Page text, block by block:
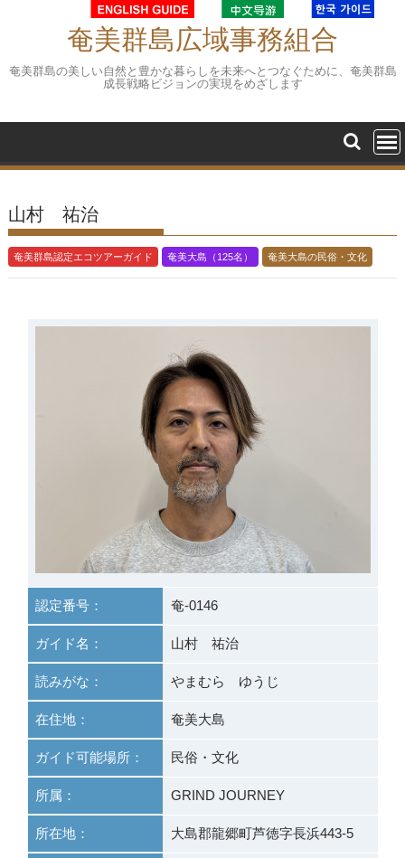
奄美群島広域事務組合
奄美群島の美しい自然と豊かな暮らしを未来へとつなぐために、奄美群島
成長戦略ビジョンの実現をめざします
山村 祐治
奄美群島認定エコツアーガイド 奄美大島（125名） 奄美大島の民俗・文化
認定番号： 奄-0146
ガイド名： 山村 祐治
読みがな： やまむら ゆうじ
在住地： 奄美大島
ガイド可能場所： 民俗・文化
所属： GRIND JOURNEY
所在地： 大島郡龍郷町芦徳字長浜443-5